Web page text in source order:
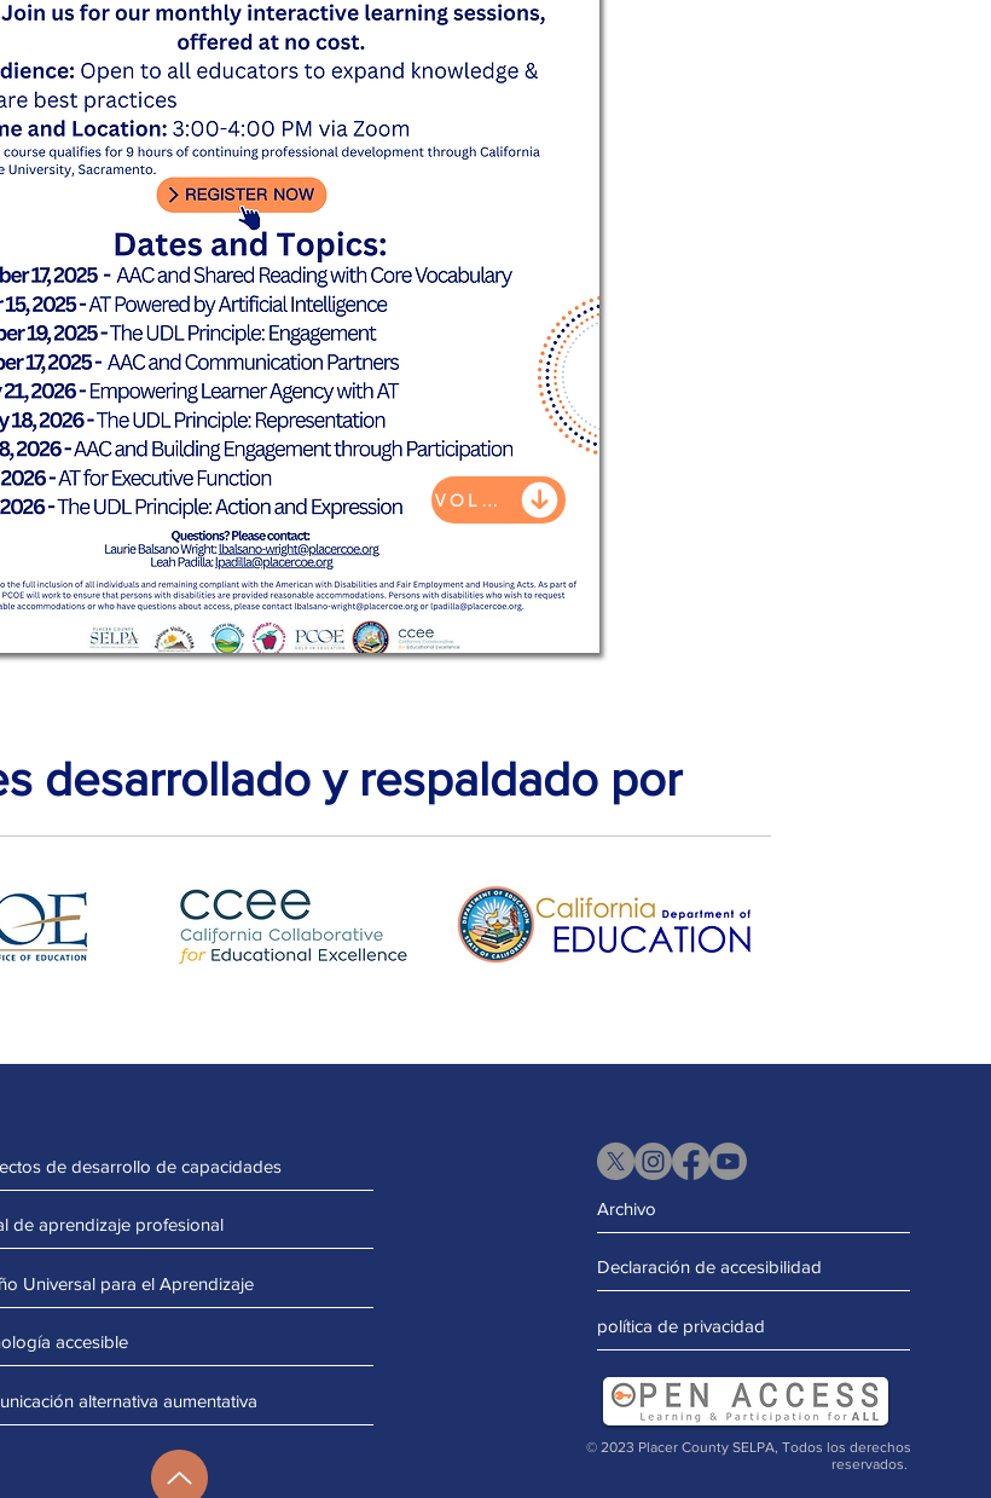
VOLANTES
desarrollado y respaldado por
de desarrollo de capacidades
de aprendizaje profesional
Universal para el Aprendizaje
accesible
alternativa aumentativa
Archivo
Declaración de accesibilidad
política de privacidad
© 2023 Placer County SELPA, Todos los derechos
reservados.